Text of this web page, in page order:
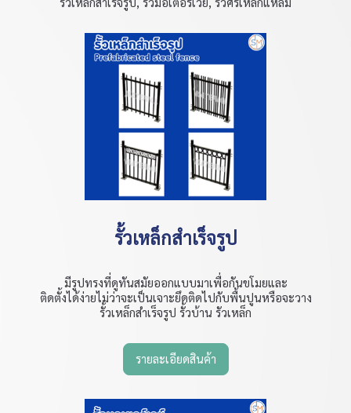
รั้วเหล็กสำเร็จรูป
มีรูปทรงที่ดูทันสมัยออกแบบมาเพื่อกันขโมยและ
ติดตั้งได้ง่ายไม่ว่าจะเป็นเจาะยึดติดไปกับพื้นปูนหรือจะวาง
รั้วเหล็กสำเร็จรูป รั้วบ้าน รัวเหล็ก
รายละเอียดสินค้า